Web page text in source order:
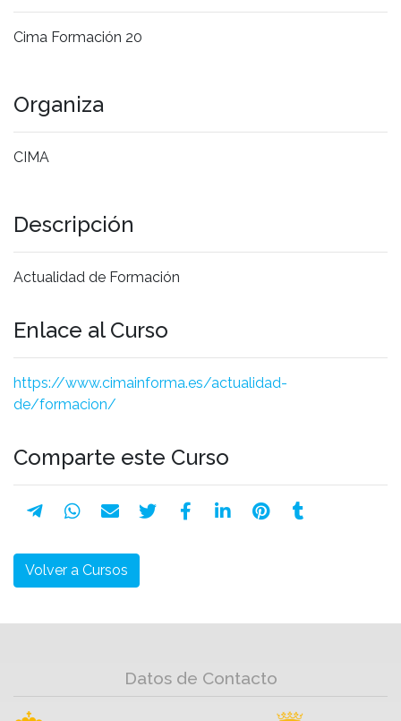
Cima Formación 20
Organiza
CIMA
Descripción
Actualidad de Formación
Enlace al Curso
https://www.cimainforma.es/actualidad-
de/formacion/
Comparte este Curso
Volver a Cursos
Datos de Contacto